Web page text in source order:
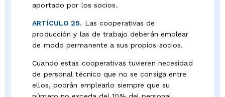
aportado por los socios.
ARTÍCULO 25. Las cooperativas de
producción y las de trabajo deberán emplear
de modo permanente a sus propios socios.
Cuando estas cooperativas tuvieren necesidad
de personal técnico que no se consiga entre
ellos, podrán emplearlo siempre que su